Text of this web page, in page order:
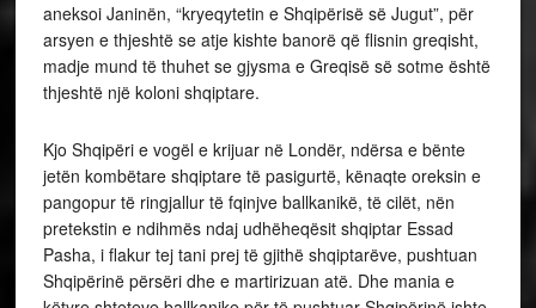
aneksoi Janinën, “kryeqytetin e Shqipërisë së Jugut”, për
arsyen e thjeshtë se atje kishte banorë që flisnin greqisht,
madje mund të thuhet se gjysma e Greqisë së sotme është
thjeshtë një koloni shqiptare.
Kjo Shqipëri e vogël e krijuar në Londër, ndërsa e bënte
jetën kombëtare shqiptare të pasigurtë, kënaqte oreksin e
pangopur të ringjallur të fqinjve ballkanikë, të cilët, nën
pretekstin e ndihmës ndaj udhëheqësit shqiptar Essad
Pasha, i flakur tej tani prej të gjithë shqiptarëve, pushtuan
Shqipërinë përsëri dhe e martirizuan atë. Dhe mania e